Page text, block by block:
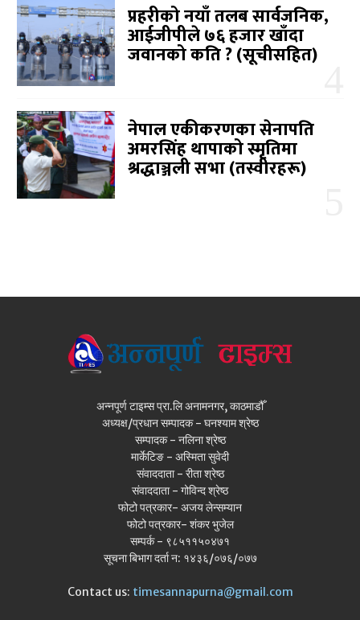
प्रहरीको नयाँ तलब सार्वजनिक,
आईजीपीले ७६ हजार खाँदा
जवानको कति ? (सूचीसहित)
नेपाल एकीकरणका सेनापति
अमरसिंह थापाको स्मृतिमा
श्रद्धाञ्जली सभा (तस्वीरहरू)
अन्नपूर्ण टाइम्स प्रा.लि अनामनगर, काठमाडौँ
अध्यक्ष/प्रधान सम्पादक - घनश्याम श्रेष्ठ
सम्पादक - नलिना श्रेष्ठ
मार्केटिङ - अस्मिता सुवेदी
संवाददाता - रीता श्रेष्ठ
संवाददाता - गोविन्द श्रेष्ठ
फोटो पत्रकार- अजय लेन्सम्यान
फोटो पत्रकार- शंकर भुजेल
सम्पर्क - ९८५११५०४७१
सूचना बिभाग दर्ता न: १४३६/०७६/०७७
Contact us: timesannapurna@gmail.com